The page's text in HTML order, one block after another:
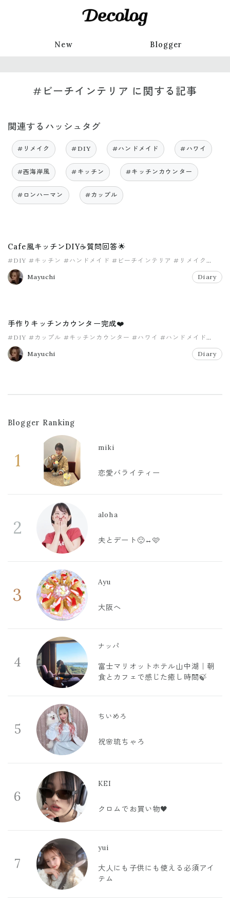
New Blogger
#ビーチインテリア に関する記事
関連するハッシュタグ
#リメイク #DIY #ハンドメイド #ハワイ
#西海岸風 #キッチン #キッチンカウンター
#ロンハーマン #カップル
Cafe風キッチンDIY☕️質問回答🌟
#DIY #キッチン #ハンドメイド #ビーチインテリア #リメイク
#ロンハーマン
Mayuchi
Diary
手作りキッチンカウンター完成❤️
#DIY #カップル #キッチンカウンター #ハワイ #ハンドメイド
#ビーチインテリア
Mayuchi
Diary
Blogger Ranking
1
miki
恋愛バライティー
2
aloha
夫とデート🙂‍↔️🩷
3
Ayu
大阪へ
4
ナッパ
富士マリオットホテル山中湖｜朝
食とカフェで感じた癒し時間🍃
5
ちいめろ
祝🌸琉ちゃろ
6
KEI
クロムでお買い物🖤
7
yui
大人にも子供にも使える必須アイ
テム